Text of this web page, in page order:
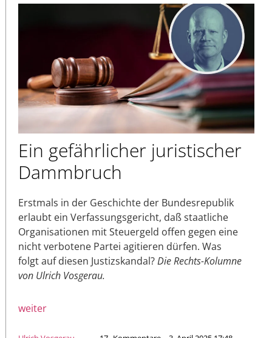
Ein gefährlicher juristischer
Dammbruch
Erstmals in der Geschichte der Bundesrepublik
erlaubt ein Verfassungsgericht, daß staatliche
Organisationen mit Steuergeld offen gegen eine
nicht verbotene Partei agitieren dürfen. Was
folgt auf diesen Justizskandal?Die Rechts-Kolumne
von Ulrich Vosgerau.
weiter